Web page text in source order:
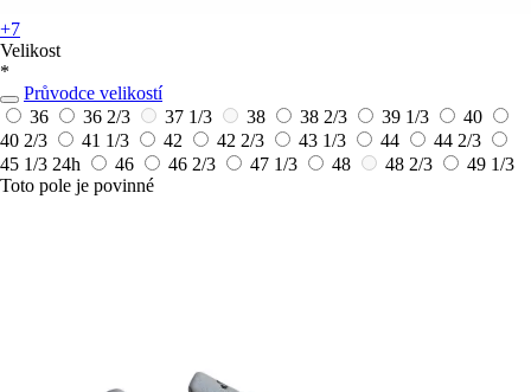
+7
Velikost
*
Průvodce velikostí
36
36 2/3 37 1/3 38 38 2/3 39 1/3
40
40 2/3
41 1/3 42 42 2/3 43 1/3 44
44 2/3
45 1/3 24h 46 46 2/3 47 1/3 48 48 2/3
49 1/3
Toto pole je povinné